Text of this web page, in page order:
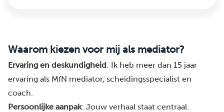
Waarom kiezen voor mij als mediator?
Ervaring en deskundigheid: Ik heb meer dan 15 jaar
ervaring als MfN mediator, scheidingsspecialist en
coach.
Persoonlijke aanpak: Jouw verhaal staat centraal.